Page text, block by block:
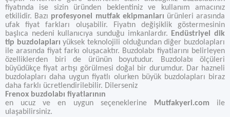
fiyatında ise sizin üründen beklentiniz ve kullanım amacınız
etkilidir. Bazı profesyonel mutfak ekipmanları ürünleri arasında
ufak fiyat farkları oluşabilir. Fiyatın değişiklik göstermesinin
başlıca nedeni kullanıcıya sunduğu imkanlardır. Endüstriyel dik
tip buzdolapları yüksek teknolojili olduğundan diğer buzdolapları
ile arasında fiyat farkı oluşacaktır. Buzdolabı fiyatlarını belirleyen
özelliklerden biri de ürünün boyutudur. Buzdolabı ölçüleri
büyüdükçe fiyat artışı görülmesi doğal bir durumdur. Dar hazneli
buzdolapları daha uygun fiyatlı olurken büyük buzdolapları biraz
daha farklı ücretlendirilebilir. Dilerseniz
Frenox buzdolabı fiyatlarının
en ucuz ve en uygun seçeneklerine Mutfakyeri.com ile
ulaşabilirsiniz.